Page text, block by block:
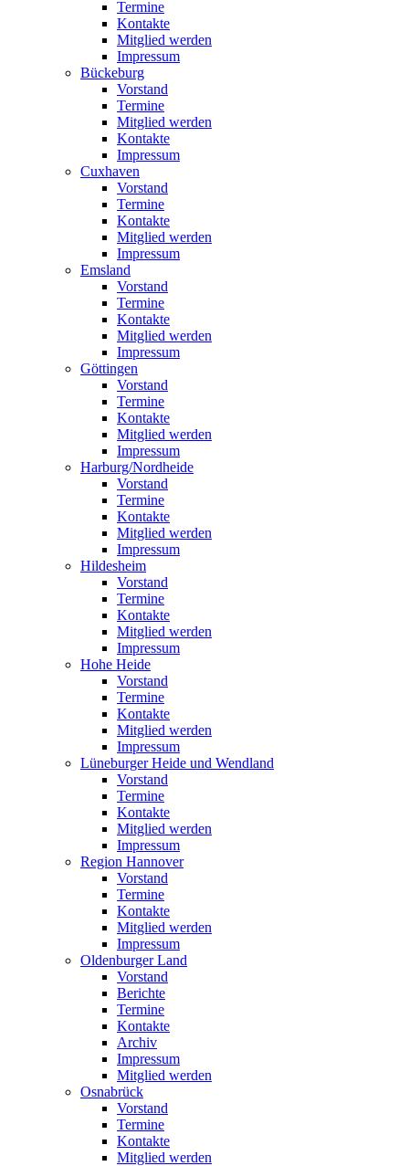
Termine
Kontakte
Mitglied werden
Impressum
Bückeburg
Vorstand
Termine
Mitglied werden
Kontakte
Impressum
Cuxhaven
Vorstand
Termine
Kontakte
Mitglied werden
Impressum
Emsland
Vorstand
Termine
Kontakte
Mitglied werden
Impressum
Göttingen
Vorstand
Termine
Kontakte
Mitglied werden
Impressum
Harburg/Nordheide
Vorstand
Termine
Kontakte
Mitglied werden
Impressum
Hildesheim
Vorstand
Termine
Kontakte
Mitglied werden
Impressum
Hohe Heide
Vorstand
Termine
Kontakte
Mitglied werden
Impressum
Lüneburger Heide und Wendland
Vorstand
Termine
Kontakte
Mitglied werden
Impressum
Region Hannover
Vorstand
Termine
Kontakte
Mitglied werden
Impressum
Oldenburger Land
Vorstand
Berichte
Termine
Kontakte
Archiv
Impressum
Mitglied werden
Osnabrück
Vorstand
Termine
Kontakte
Mitglied werden